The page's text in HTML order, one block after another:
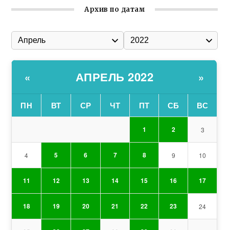
Архив по датам
« АПРЕЛЬ 2022 »
ПН ВТ СР ЧТ ПТ СБ ВС
1 2 3
4 5 6 7 8 9 10
11 12 13 14 15 16 17
18 19 20 21 22 23 24